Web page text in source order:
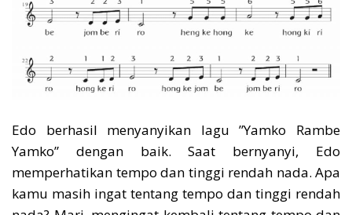
Edo berhasil menyanyikan lagu ”Yamko Rambe
Yamko” dengan baik. Saat bernyanyi, Edo
memperhatikan tempo dan tinggi rendah nada. Apa
kamu masih ingat tentang tempo dan tinggi rendah